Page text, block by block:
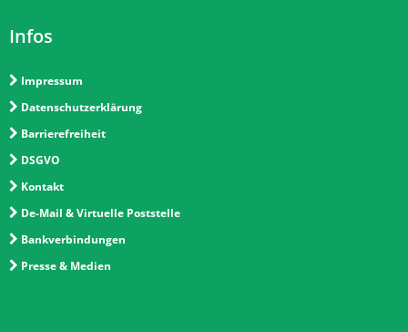
Infos
Impressum
Datenschutzerklärung
Barrierefreiheit
DSGVO
Kontakt
De-Mail & Virtuelle Poststelle
Bankverbindungen
Presse & Medien